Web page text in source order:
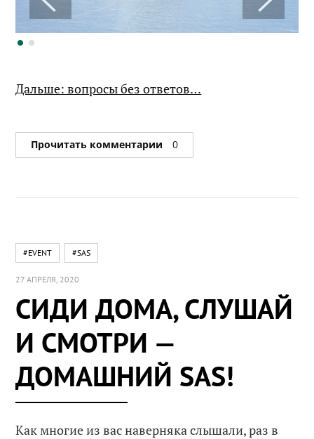
Дальше: вопросы без ответов…
Прочитать комментарии 0
#EVENT #SAS
27 АПРЕЛЯ, 2020
СИДИ ДОМА, СЛУШАЙ
И СМОТРИ —
ДОМАШНИЙ SAS!
Как многие из вас наверняка слышали, раз в